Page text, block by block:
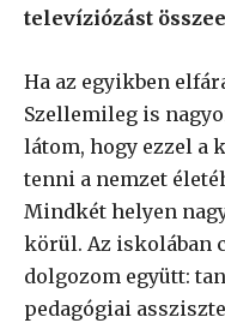
televíziózást
Ha az egyikben
Szellemileg is
látom, hogy ezzel a
tenni a nemzet
Mindkét helyen
körül. Az iskolában
dolgozom együtt:
pedagógiai